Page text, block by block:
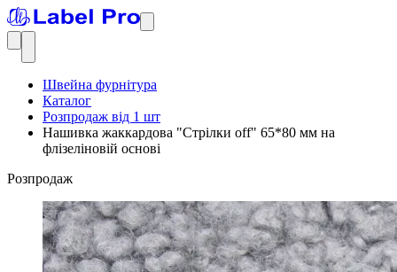
Швейна фурнітура
Каталог
Розпродаж від 1 шт
Нашивка жаккардова "Стрілки off" 65*80 мм на
флізеліновій основі
Розпродаж